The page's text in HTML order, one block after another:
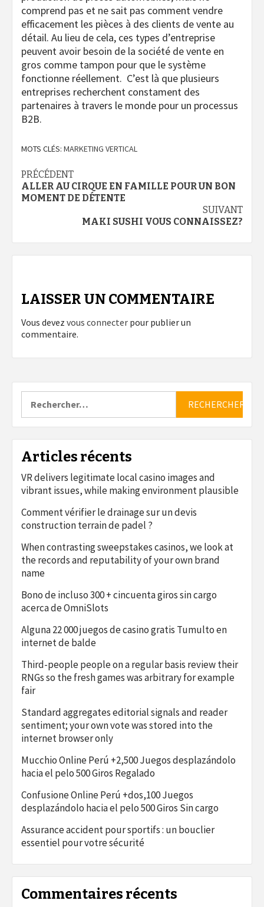
comprend pas et ne sait pas comment vendre
efficacement les pièces à des clients de vente au
détail. Au lieu de cela, ces types d’entreprise
peuvent avoir besoin de la société de vente en
gros comme tampon pour que le système
fonctionne réellement. C’est là que plusieurs
entreprises recherchent constament des
partenaires à travers le monde pour un processus
B2B.
MOTS CLÉS: MARKETING VERTICAL
Navigation
d’article
PRÉCÉDENT
ALLER AU CIRQUE EN FAMILLE POUR UN BON
MOMENT DE DÉTENTE
SUIVANT
MAKI SUSHI VOUS CONNAISSEZ?
LAISSER UN COMMENTAIRE
Vous devez vous connecter pour publier un
commentaire.
Articles récents
VR delivers legitimate local casino images and
vibrant issues, while making environment plausible
Comment vérifier le drainage sur un devis
construction terrain de padel ?
When contrasting sweepstakes casinos, we look at
the records and reputability of your own brand
name
Bono de incluso 300 + cincuenta giros sin cargo
acerca de OmniSlots
Alguna 22 000 juegos de casino gratis Tumulto en
internet de balde
Third-people people on a regular basis review their
RNGs so the fresh games was arbitrary for example
fair
Standard aggregates editorial signals and reader
sentiment; your own vote was stored into the
internet browser only
Mucchio Online Perú +2,500 Juegos desplazándolo
hacia el pelo 500 Giros Regalado
Confusione Online Perú +dos,100 Juegos
desplazándolo hacia el pelo 500 Giros Sin cargo
Assurance accident pour sportifs : un bouclier
essentiel pour votre sécurité
Commentaires récents